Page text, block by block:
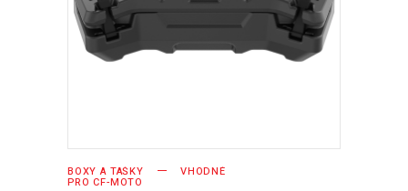
PŘIDAT DO KOŠÍKU
BOXY A TAŠKY VHODNÉ
PRO CF-MOTO